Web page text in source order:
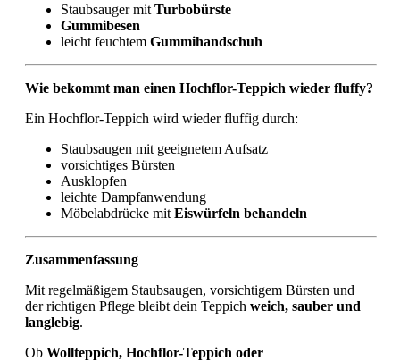
Staubsauger mit Turbobürste
Gummibesen
leicht feuchtem Gummihandschuh
Wie bekommt man einen Hochflor-Teppich wieder fluffy?
Ein Hochflor-Teppich wird wieder fluffig durch:
Staubsaugen mit geeignetem Aufsatz
vorsichtiges Bürsten
Ausklopfen
leichte Dampfanwendung
Möbelabdrücke mit Eiswürfeln behandeln
Zusammenfassung
Mit regelmäßigem Staubsaugen, vorsichtigem Bürsten und
der richtigen Pflege bleibt dein Teppich weich, sauber und
langlebig.
Ob Wollteppich, Hochflor-Teppich oder